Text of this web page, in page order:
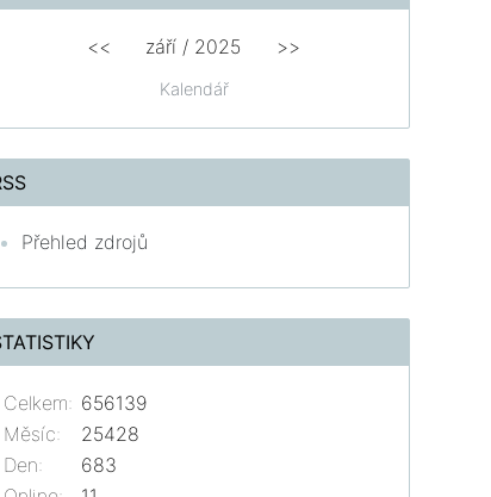
Kalendář
<< září / 2025 >>
Přehled zdrojů
Celkem: 656139
Měsíc:
25428
Den:
683